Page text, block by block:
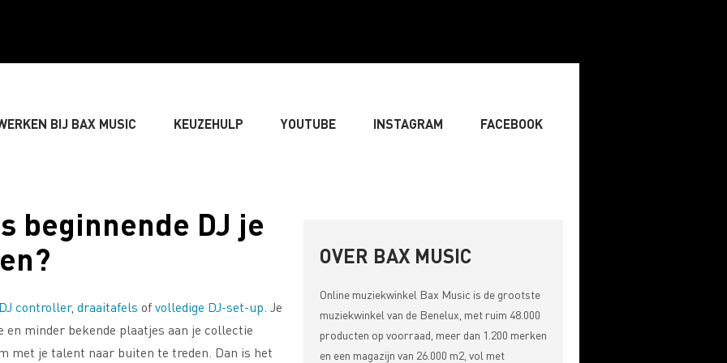
BIJ BAX MUSIC KEUZEHULP YOUTUBE INSTAGRAM FACEBOOK
GELUID » SONGWRITING & COMPOSITIE
» MUZIEKTHEORIE
beginnende DJ je
DJ controller, draaitafels ofvolledige DJ-set-up. Je
minder bekende plaatjes aan je collectie
met je talent naar buiten te treden. Dan is het
OVER BAX MUSIC
Online muziekwinkel Bax Music is de grootste
muziekwinkel van de Benelux, met ruim 48.000
producten op voorraad, meer dan 1.200 merken
en een magazijn van 26.000 m2, vol met